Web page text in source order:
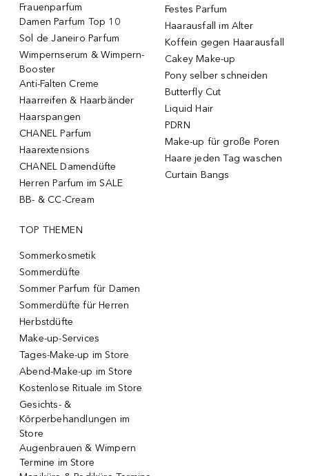
Frauenparfum
Damen Parfum Top 10
Sol de Janeiro Parfum
Wimpernserum & Wimpern-
Booster
Anti-Falten Creme
Haarreifen & Haarbänder
Haarspangen
CHANEL Parfum
Haarextensions
CHANEL Damendüfte
Herren Parfum im SALE
BB- & CC-Cream
Festes Parfum
Haarausfall im Alter
Koffein gegen Haarausfall
Cakey Make-up
Pony selber schneiden
Butterfly Cut
Liquid Hair
PDRN
Make-up für große Poren
Haare jeden Tag waschen
Curtain Bangs
TOP THEMEN
Sommerkosmetik
Sommerdüfte
Sommer Parfum für Damen
Sommerdüfte für Herren
Herbstdüfte
Make-up-Services
Tages-Make-up im Store
Abend-Make-up im Store
Kostenlose Rituale im Store
Gesichts- &
Körperbehandlungen im
Store
Augenbrauen & Wimpern
Termine im Store